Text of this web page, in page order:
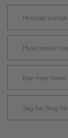
Hvordan
Hvad koster
Kan man
Jeg har brug